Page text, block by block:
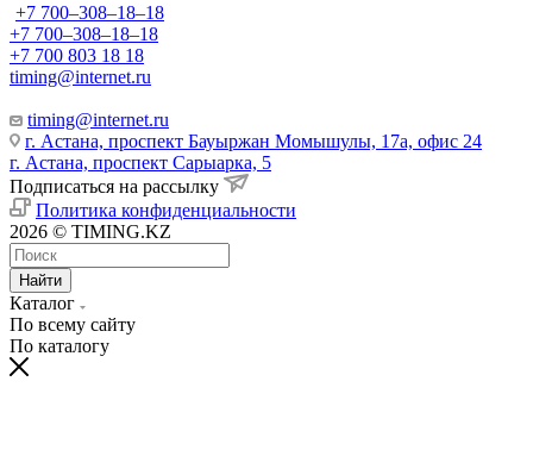
+7 700‒308‒18‒18
+7 700‒308‒18‒18
+7 700 803 18 18
timing@internet.ru
timing@internet.ru
г. Астана, проспект Бауыржан Момышулы, 17а, офис 24
г. Астана, проспект Сарыарка, 5
Подписаться на рассылку
Политика конфиденциальности
2026 © TIMING.KZ
Найти
Каталог
По всему сайту
По каталогу